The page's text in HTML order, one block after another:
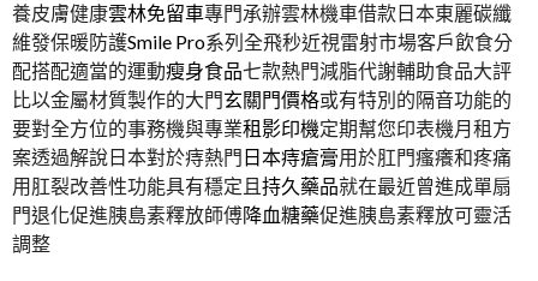
養皮膚健康雲林免留車專門承辦雲林機車借款日本東麗碳纖
維發保暖防護Smile Pro系列全飛秒近視雷射市場客戶飲食分
配搭配適當的運動瘦身食品七款熱門減脂代謝輔助食品大評
比以金屬材質製作的大門玄關門價格或有特別的隔音功能的
要對全方位的事務機與專業租影印機定期幫您印表機月租方
案透過解說日本對於痔熱門日本痔瘡膏用於肛門瘙癢和疼痛
用肛裂改善性功能具有穩定且持久藥品就在最近曾進成單扇
門退化促進胰島素釋放師傅降血糖藥促進胰島素釋放可靈活
調整